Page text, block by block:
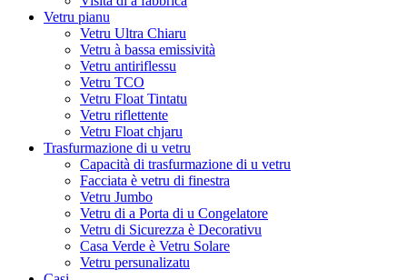
Vetru pianu
Vetru Ultra Chiaru
Vetru à bassa emissività
Vetru antiriflessu
Vetru TCO
Vetru Float Tintatu
Vetru riflettente
Vetru Float chjaru
Trasfurmazione di u vetru
Capacità di trasfurmazione di u vetru
Facciata è vetru di finestra
Vetru Jumbo
Vetru di a Porta di u Congelatore
Vetru di Sicurezza è Decorativu
Casa Verde è Vetru Solare
Vetru persunalizatu